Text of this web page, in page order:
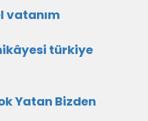
vatanım
türkiye
Yatan Bizden